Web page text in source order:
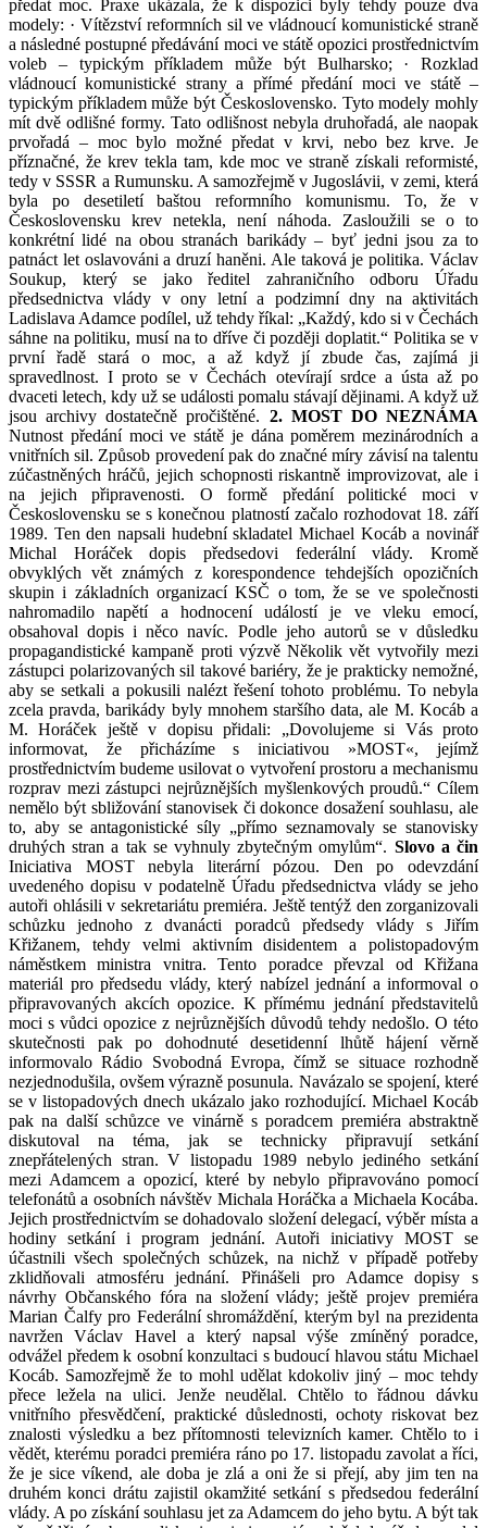
předat moc. Praxe ukázala, že k dispozici byly tehdy pouze dva
modely: · Vítězství reformních sil ve vládnoucí komunistické straně
a následné postupné předávání moci ve státě opozici prostřednictvím
voleb – typickým příkladem může být Bulharsko; · Rozklad
vládnoucí komunistické strany a přímé předání moci ve státě –
typickým příkladem může být Československo. Tyto modely mohly
mít dvě odlišné formy. Tato odlišnost nebyla druhořadá, ale naopak
prvořadá – moc bylo možné předat v krvi, nebo bez krve. Je
příznačné, že krev tekla tam, kde moc ve straně získali reformisté,
tedy v SSSR a Rumunsku. A samozřejmě v Jugoslávii, v zemi, která
byla po desetiletí baštou reformního komunismu. To, že v
Československu krev netekla, není náhoda. Zasloužili se o to
konkrétní lidé na obou stranách barikády – byť jedni jsou za to
patnáct let oslavováni a druzí haněni. Ale taková je politika. Václav
Soukup, který se jako ředitel zahraničního odboru Úřadu
předsednictva vlády v ony letní a podzimní dny na aktivitách
Ladislava Adamce podílel, už tehdy říkal: „Každý, kdo si v Čechách
sáhne na politiku, musí na to dříve či později doplatit.“ Politika se v
první řadě stará o moc, a až když jí zbude čas, zajímá ji
spravedlnost. I proto se v Čechách otevírají srdce a ústa až po
dvaceti letech, kdy už se události pomalu stávají dějinami. A když už
jsou archivy dostatečně pročištěné. 2. MOST DO NEZNÁMA
Nutnost předání moci ve státě je dána poměrem mezinárodních a
vnitřních sil. Způsob provedení pak do značné míry závisí na talentu
zúčastněných hráčů, jejich schopnosti riskantně improvizovat, ale i
na jejich připravenosti. O formě předání politické moci v
Československu se s konečnou platností začalo rozhodovat 18. září
1989. Ten den napsali hudební skladatel Michael Kocáb a novinář
Michal Horáček dopis předsedovi federální vlády. Kromě
obvyklých vět známých z korespondence tehdejších opozičních
skupin i základních organizací KSČ o tom, že se ve společnosti
nahromadilo napětí a hodnocení událostí je ve vleku emocí,
obsahoval dopis i něco navíc. Podle jeho autorů se v důsledku
propagandistické kampaně proti výzvě Několik vět vytvořily mezi
zástupci polarizovaných sil takové bariéry, že je prakticky nemožné,
aby se setkali a pokusili nalézt řešení tohoto problému. To nebyla
zcela pravda, barikády byly mnohem staršího data, ale M. Kocáb a
M. Horáček ještě v dopisu přidali: „Dovolujeme si Vás proto
informovat, že přicházíme s iniciativou »MOST«, jejímž
prostřednictvím budeme usilovat o vytvoření prostoru a mechanismu
rozprav mezi zástupci nejrůznějších myšlenkových proudů.“ Cílem
nemělo být sbližování stanovisek či dokonce dosažení souhlasu, ale
to, aby se antagonistické síly „přímo seznamovaly se stanovisky
druhých stran a tak se vyhnuly zbytečným omylům“. Slovo a čin
Iniciativa MOST nebyla literární pózou. Den po odevzdání
uvedeného dopisu v podatelně Úřadu předsednictva vlády se jeho
autoři ohlásili v sekretariátu premiéra. Ještě tentýž den zorganizovali
schůzku jednoho z dvanácti poradců předsedy vlády s Jiřím
Křižanem, tehdy velmi aktivním disidentem a polistopadovým
náměstkem ministra vnitra. Tento poradce převzal od Křižana
materiál pro předsedu vlády, který nabízel jednání a informoval o
připravovaných akcích opozice. K přímému jednání představitelů
moci s vůdci opozice z nejrůznějších důvodů tehdy nedošlo. O této
skutečnosti pak po dohodnuté desetidenní lhůtě hájení věrně
informovalo Rádio Svobodná Evropa, čímž se situace rozhodně
nezjednodušila, ovšem výrazně posunula. Navázalo se spojení, které
se v listopadových dnech ukázalo jako rozhodující. Michael Kocáb
pak na další schůzce ve vinárně s poradcem premiéra abstraktně
diskutoval na téma, jak se technicky připravují setkání
znepřátelených stran. V listopadu 1989 nebylo jediného setkání
mezi Adamcem a opozicí, které by nebylo připravováno pomocí
telefonátů a osobních návštěv Michala Horáčka a Michaela Kocába.
Jejich prostřednictvím se dohadovalo složení delegací, výběr místa a
hodiny setkání i program jednání. Autoři iniciativy MOST se
účastnili všech společných schůzek, na nichž v případě potřeby
zklidňovali atmosféru jednání. Přinášeli pro Adamce dopisy s
návrhy Občanského fóra na složení vlády; ještě projev premiéra
Marian Čalfy pro Federální shromáždění, kterým byl na prezidenta
navržen Václav Havel a který napsal výše zmíněný poradce,
odvážel předem k osobní konzultaci s budoucí hlavou státu Michael
Kocáb. Samozřejmě že to mohl udělat kdokoliv jiný – moc tehdy
přece ležela na ulici. Jenže neudělal. Chtělo to řádnou dávku
vnitřního přesvědčení, praktické důslednosti, ochoty riskovat bez
znalosti výsledku a bez přítomnosti televizních kamer. Chtělo to i
vědět, kterému poradci premiéra ráno po 17. listopadu zavolat a říci,
že je sice víkend, ale doba je zlá a oni že si přejí, aby jim ten na
druhém konci drátu zajistil okamžité setkání s předsedou federální
vlády. A po získání souhlasu jet za Adamcem do jeho bytu. A být tak